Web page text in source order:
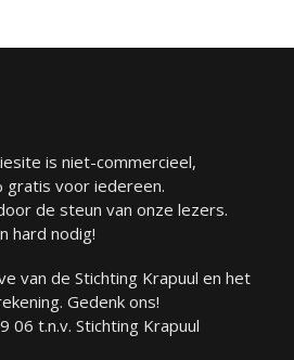
is niet-commercieel,
gratis voor iedereen.
de steun van onze lezers.
hard nodig!
van de Stichting Krapuul en het
Gedenk ons!
06 t.n.v. Stichting Krapuul